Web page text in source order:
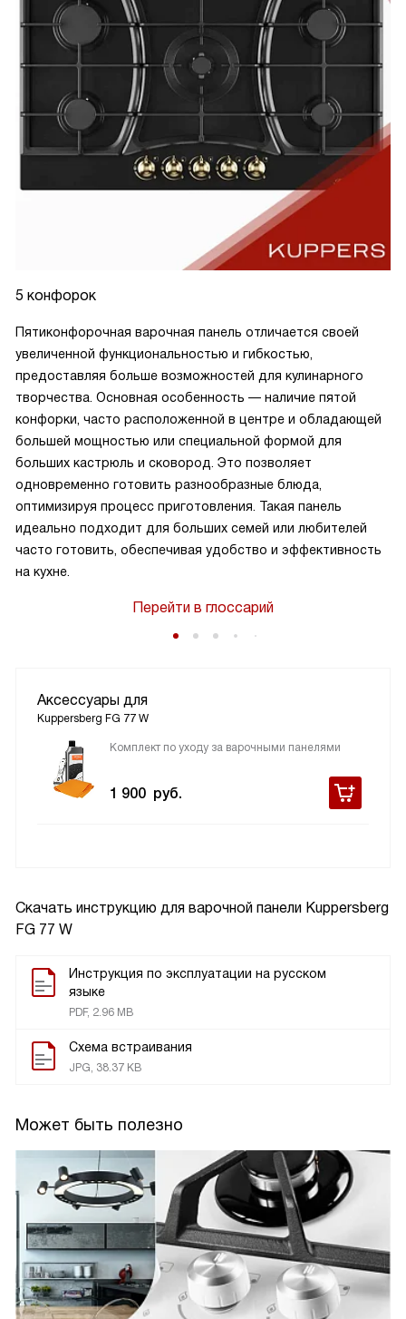
Скачать инструкцию для варочной панели Kuppersberg
FG 77 W
Инструкция по эксплуатации на русском
языке
PDF, 2.96 MB
Схема встраивания
JPG, 38.37 KB
Может быть полезно
5 конфорок
Пятиконфорочная варочная панель отличается своей
увеличенной функциональностью и гибкостью,
предоставляя больше возможностей для кулинарного
творчества. Основная особенность — наличие пятой
конфорки, часто расположенной в центре и обладающей
большей мощностью или специальной формой для
больших кастрюль и сковород. Это позволяет
одновременно готовить разнообразные блюда,
оптимизируя процесс приготовления. Такая панель
идеально подходит для больших семей или любителей
часто готовить, обеспечивая удобство и эффективность
на кухне.
Перейти в глоссарий
Аксессуары для
Kuppersberg FG 77 W
Комплект по уходу за варочными панелями
1 900 руб.